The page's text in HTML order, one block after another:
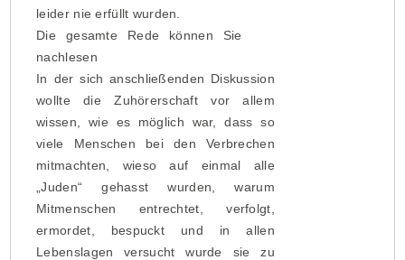
leider nie erfüllt wurden.
Die gesamte Rede können Sie
nachlesen
In der sich anschließenden Diskussion
wollte die Zuhörerschaft vor allem
wissen, wie es möglich war, dass so
viele Menschen bei den Verbrechen
mitmachten, wieso auf einmal alle
„Juden“ gehasst wurden, warum
Mitmenschen entrechtet, verfolgt,
ermordet, bespuckt und in allen
Lebenslagen versucht wurde sie zu